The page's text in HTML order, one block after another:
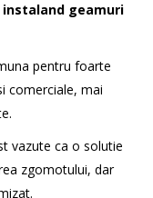
geamuri
pentru foarte
comerciale, mai
vazute ca o solutie
zgomotului, dar